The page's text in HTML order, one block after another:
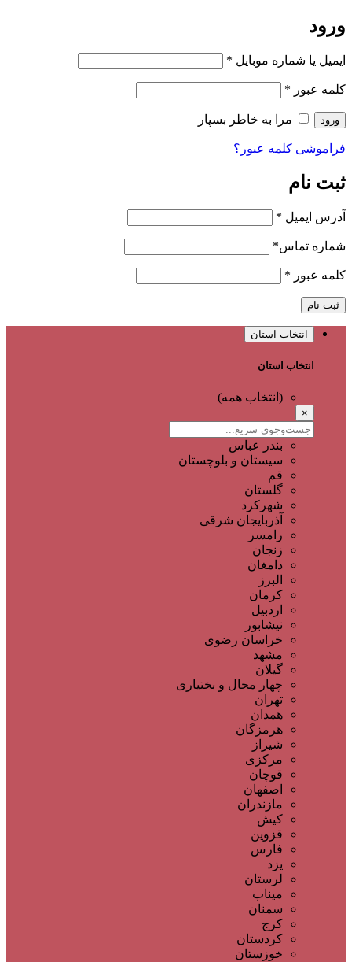
ورود
ایمیل یا شماره موبایل *
کلمه عبور *
ورود مرا به خاطر بسپار
فراموشی کلمه عبور؟
ثبت نام
آدرس ایمیل *
شماره تماس*
کلمه عبور *
ثبت نام
انتخاب استان
انتخاب استان
(انتخاب همه)
×
بندر عباس
سیستان و بلوچستان
قم
گلستان
شهرکرد
آذربایجان شرقی
رامسر
زنجان
دامغان
البرز
کرمان
اردبیل
نیشابور
خراسان رضوی
مشهد
گیلان
چهار محال و بختیاری
تهران
همدان
هرمزگان
شیراز
مرکزی
قوچان
اصفهان
مازندران
کیش
قزوین
فارس
یزد
لرستان
میناب
سمنان
کرج
کردستان
خوزستان